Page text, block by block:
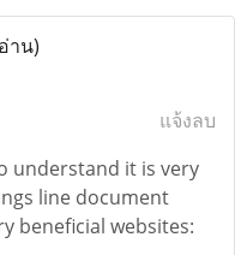
าน)
แจ้งลบ
understand it is very
line document
beneficial websites: